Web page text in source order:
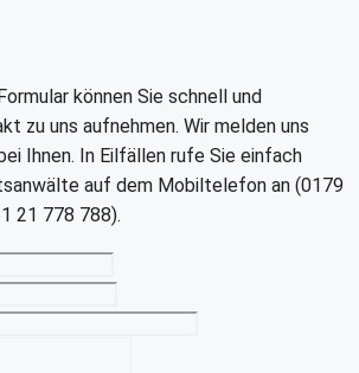
können Sie schnell und
zu uns aufnehmen. Wir melden uns
Ihnen. In Eilfällen rufe Sie einfach
auf dem Mobiltelefon an (0179
21 778 788).